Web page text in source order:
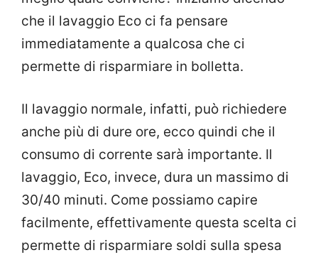
che il lavaggio Eco ci fa pensare
immediatamente a qualcosa che ci
permette di risparmiare in bolletta.
Il lavaggio normale, infatti, può richiedere
anche più di dure ore, ecco quindi che il
consumo di corrente sarà importante. Il
lavaggio, Eco, invece, dura un massimo di
30/40 minuti. Come possiamo capire
facilmente, effettivamente questa scelta ci
permette di risparmiare soldi sulla spesa